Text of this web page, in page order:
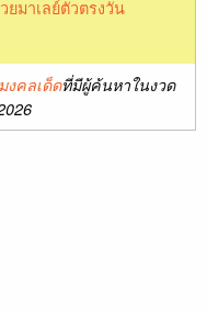
ยมาเลย์ตัวตรงวัน
งคลเด็ดที่มีผู้ค้นหาในงวด